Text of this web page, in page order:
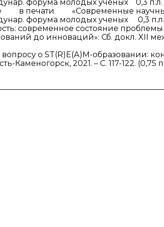
форума молодых ученых 0,3
в печати «Современные
форума молодых ученых
современное состояние
до инноваций»: Сб. докл. XII
о ST(R)E(А)M-образовании:
2021. – С. 117-122. (0,75